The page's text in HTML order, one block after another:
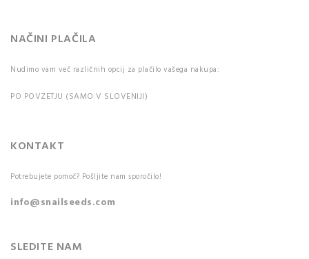
NAČINI PLAČILA
Nudimo vam več različnih opcij za plačilo vašega nakupa:
PO POVZETJU (SAMO V SLOVENIJI)
KONTAKT
Potrebujete pomoč? Pošljite nam sporočilo!
info@snailseeds.com
SLEDITE NAM